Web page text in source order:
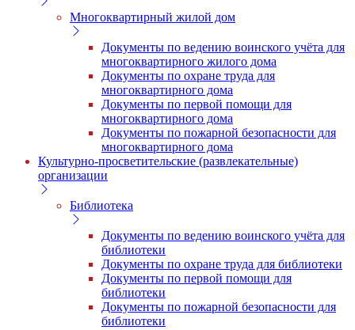
Многоквартирный жилой дом
Документы по ведению воинского учёта для
многоквартирного жилого дома
Документы по охране труда для
многоквартирного дома
Документы по первой помощи для
многоквартирного дома
Документы по пожарной безопасности для
многоквартирного дома
Культурно-просветительские (развлекательные)
организации
Библиотека
Документы по ведению воинского учёта для
библиотеки
Документы по охране труда для библиотеки
Документы по первой помощи для
библиотеки
Документы по пожарной безопасности для
библиотеки